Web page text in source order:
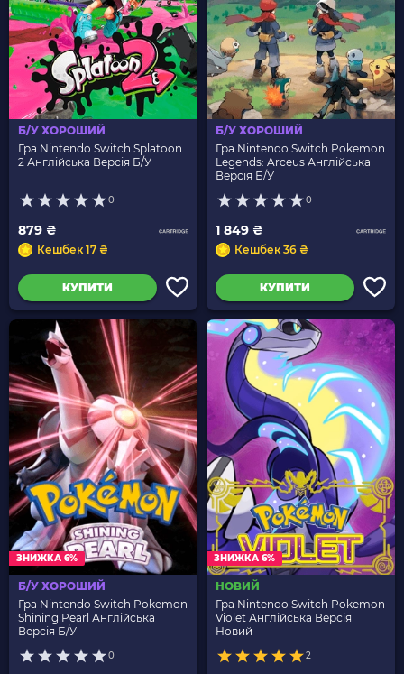
Б/У ХОРОШИЙ
Гра Nintendo Switch Splatoon
2 Англійська Версія Б/У
0
879 ₴
Кешбек 17 ₴
КУПИТИ
Б/У ХОРОШИЙ
Гра Nintendo Switch Pokemon
Legends: Arceus Англійська
Версія Б/У
0
1 849 ₴
Кешбек 36 ₴
КУПИТИ
ЗНИЖКА 6%
Б/У ХОРОШИЙ
Гра Nintendo Switch Pokemon
Shining Pearl Англійська
Версія Б/У
0
ЗНИЖКА 6%
НОВИЙ
Гра Nintendo Switch Pokemon
Violet Англійська Версія
Новий
2